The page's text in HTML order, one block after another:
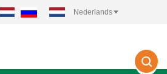
Nederlands